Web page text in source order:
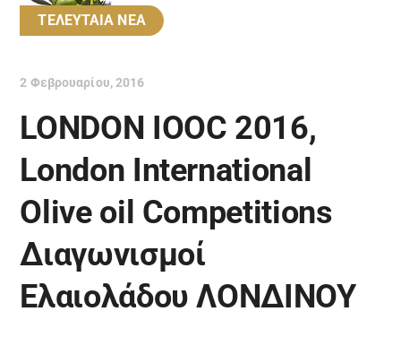
ΤΕΛΕΥΤΑΙΑ ΝΕΑ
2 Φεβρουαρίου, 2016
LONDON IOOC 2016,
London International
Olive oil Competitions
Διαγωνισμοί
Ελαιολάδου ΛΟΝΔΙΝΟΥ